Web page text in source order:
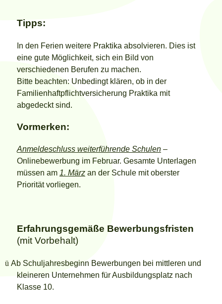
Tipps:
In den Ferien weitere Praktika absolvieren. Dies ist
eine gute Möglichkeit, sich ein Bild von
verschiedenen Berufen zu machen.
Bitte beachten: Unbedingt klären, ob in der
Familienhaftpflichtversicherung Praktika mit
abgedeckt sind.
Vormerken:
Anmeldeschluss weiterführende Schulen –
Onlinebewerbung im Februar. Gesamte Unterlagen
müssen am 1. März an der Schule mit oberster
Priorität vorliegen.
Erfahrungsgemäße Bewerbungsfristen
(mit Vorbehalt)
ü Ab Schuljahresbeginn Bewerbungen bei mittleren und
kleineren Unternehmen für Ausbildungsplatz nach
Klasse 10.